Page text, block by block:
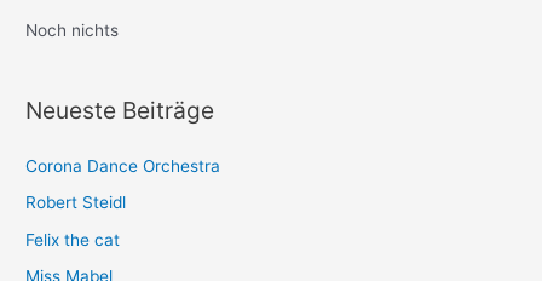
n
h
Noch nichts
Neueste Beiträge
Corona Dance Orchestra
Robert Steidl
Felix the cat
Miss Mabel